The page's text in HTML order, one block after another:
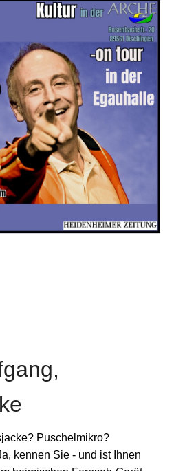
Puschelmikro?
kennen Sie - und ist Ihnen